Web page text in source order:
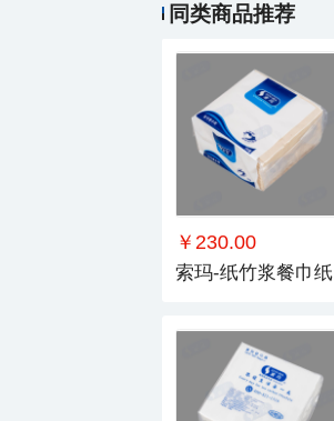
同类商品推荐
￥230.00
索玛-纸竹浆餐巾纸